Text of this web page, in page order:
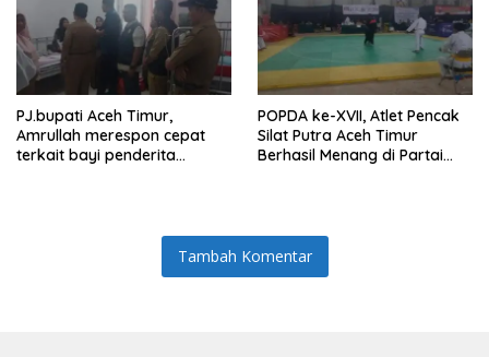
PJ.bupati Aceh Timur,
Amrullah merespon cepat
terkait bayi penderita
POPDA ke-XVII, Atlet Pencak
Silat Putra Aceh Timur
Berhasil Menang di Partai
Tambah Komentar